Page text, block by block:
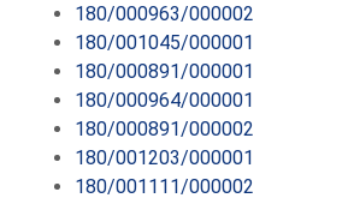
180/000963/000002
180/001045/000001
180/000891/000001
180/000964/000001
180/000891/000002
180/001203/000001
180/001111/000002